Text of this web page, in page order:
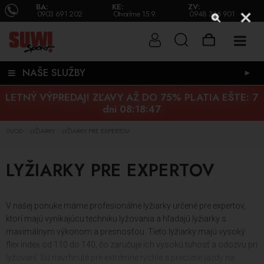
BA:
0903 691 202
KE:
Otvoríme 15.9.
ZV:
0948 346 901
NAŠE SLUŽBY ►
LETNÝ VÝPREDAJ! ZĽAVY AŽ DO 75% PLATIA EŠTE: 7
dni 08:18:46
ÚVOD LYŽIARKY LYŽIARKY PRE EXPERTOV
LYŽIARKY PRE EXPERTOV
V našej ponuke máme profesionálne lyžiarky určené pre expertov,
ktorí majú vynikajúcu techniku lyžovania a hľadajú lyžiarky s
maximálnym výkonom a presnosťou. Tieto lyžiarky majú vysoký
flex index od 110 do 140, čo zaručuje ich vysokú tuhosť a odozvu pri